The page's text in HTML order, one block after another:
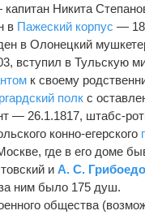
Никита
в Пажеский корпус —
в Олонецкий
вступил в Тульскую
к своему
полк с
— 26.1.1817, штабс-
конно-егерского
где в его доме
иА. С.
ним было 175 душ.
общества